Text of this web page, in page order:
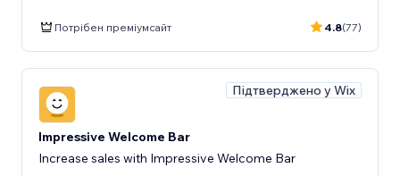
Потрібен преміумсайт 4.8(77)
Підтверджено у Wix
Impressive Welcome Bar
Increase sales with Impressive Welcome Bar